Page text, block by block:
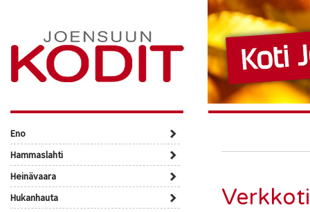
Eno
Hammaslahti
Heinävaara
Hukanhauta